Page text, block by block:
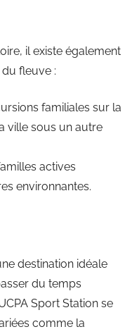
il existe également
fleuve :
familiales sur la
ville sous un autre
actives
environnantes.
destination idéale
du temps
Sport Station se
comme la